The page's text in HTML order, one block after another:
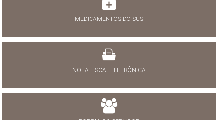
MEDICAMENTOS DO SUS
NOTA FISCAL ELETRÔNICA